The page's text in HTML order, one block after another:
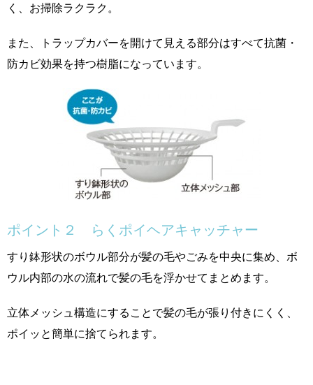
く、お掃除ラクラク。
また、トラップカバーを開けて見える部分はすべて抗菌・
防カビ効果を持つ樹脂になっています。
ポイント２ らくポイヘアキャッチャー
すり鉢形状のボウル部分が髪の毛やごみを中央に集め、ボ
ウル内部の水の流れで髪の毛を浮かせてまとめます。
立体メッシュ構造にすることで髪の毛が張り付きにくく、
ポイッと簡単に捨てられます。